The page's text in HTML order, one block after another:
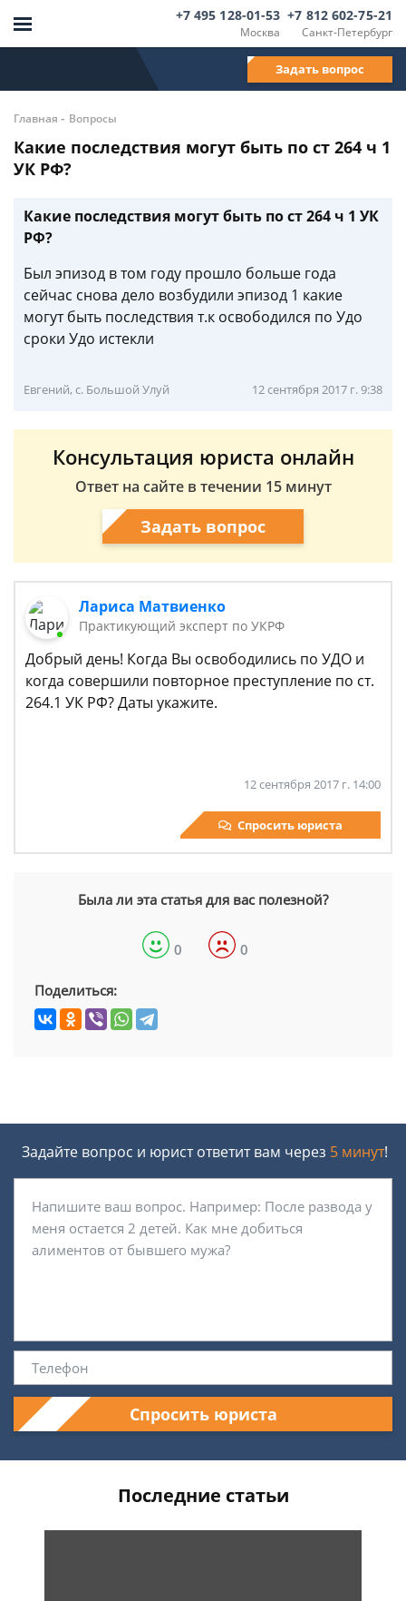
Москва
+7 495 128-01-53
Санкт-Петербург
+7 812 602-75-21
Задать вопрос
Главная - Вопросы
Какие последствия могут быть по ст 264 ч 1
УК РФ?
Какие последствия могут быть по ст 264 ч 1 УК
РФ?
Был эпизод в том году прошло больше года
сейчас снова дело возбудили эпизод 1 какие
могут быть последствия т.к освободился по Удо
сроки Удо истекли
Евгений, с. Большой Улуй 12 сентября 2017 г. 9:38
Консультация юриста онлайн
Ответ на сайте в течении 15 минут
Задать вопрос
Лариса Матвиенко
Практикующий эксперт по УКРФ
Добрый день! Когда Вы освободились по УДО и
когда совершили повторное преступление по ст.
264.1 УК РФ? Даты укажите.
12 сентября 2017 г. 14:00
Спросить юриста
Была ли эта статья для вас полезной?
0 0
Поделиться:
Задайте вопрос и юрист ответит вам через 5 минут!
Спросить юриста
Последние статьи